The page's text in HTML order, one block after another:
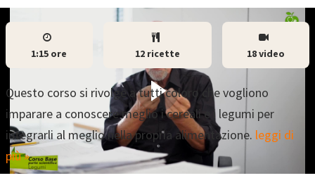
1:15 ore 12 ricette 18 video
Questo corso si rivolge a tutti coloro che vogliono
imparare a conoscere meglio i cereali e i legumi per
integrarli al meglio nella propria alimentazione. leggi di
più »